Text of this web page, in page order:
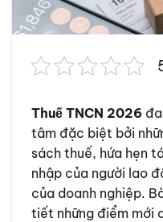
Thuế TNCN 2026
tâm đặc biệt bởi
sách thuế, hứa hẹn
nhập của người lao
của doanh nghiệp.
tiết những điểm mới